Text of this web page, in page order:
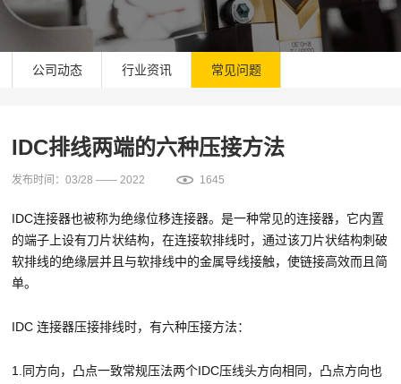
公司动态 行业资讯 常见问题
IDC排线两端的六种压接方法
发布时间：03/28 —— 2022 1645
IDC连接器也被称为绝缘位移连接器。是一种常见的连接器，它内置
的端子上设有刀片状结构，在连接软排线时，通过该刀片状结构刺破
软排线的绝缘层并且与软排线中的金属导线接触，使链接高效而且简
单。
IDC 连接器压接排线时，有六种压接方法：
1.同方向，凸点一致常规压法两个IDC压线头方向相同，凸点方向也